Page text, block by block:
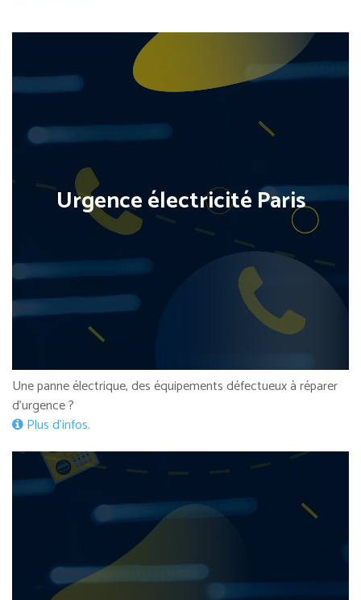
Urgence électricité Paris
Une panne électrique, des équipements défectueux à réparer
d’urgence ?
Plus d’infos.